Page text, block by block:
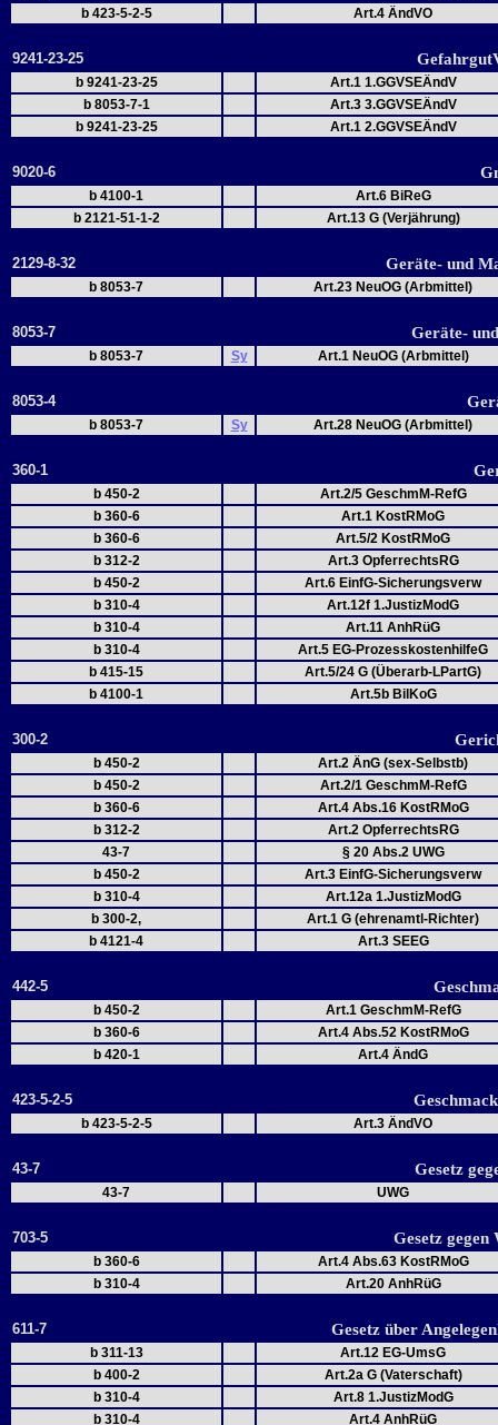
b 423-5-2-5 Art.4 ÄndVO
9241-23-25
b 9241-23-25
Art.1 1.GGVSEÄndV
b 8053-7-1
Art.3 3.GGVSEÄndV
b 9241-23-25
Art.1 2.GGVSEÄndV
9020-6
b 4100-1
Art.6 BiReG
b 2121-51-1-2
Art.13 G (Verjährung)
2129-8-32 Geräte- und
b 8053-7 Art.23 NeuOG (Arbmittel)
8053-7 Geräte-
b 8053-7 Sy Art.1 NeuOG (Arbmittel)
8053-4
b 8053-7 Sy Art.28 NeuOG (Arbmittel)
360-1
b 450-2
Art.2/5 GeschmM-RefG
b 360-6
Art.1 KostRMoG
b 360-6
Art.5/2 KostRMoG
b 312-2
Art.3 OpferrechtsRG
b 450-2
Art.6 EinfG-Sicherungsverw
b 310-4
Art.12f 1.JustizModG
b 310-4
Art.11 AnhRüG
b 310-4
Art.5 EG-ProzesskostenhilfeG
b 415-15
Art.5/24 G (Überarb-LPartG)
b 4100-1
Art.5b BilKoG
300-2
b 450-2
Art.2 ÄnG (sex-Selbstb)
b 450-2
Art.2/1 GeschmM-RefG
b 360-6
Art.4 Abs.16 KostRMoG
b 312-2
Art.2 OpferrechtsRG
43-7
§ 20 Abs.2 UWG
b 450-2
Art.3 EinfG-Sicherungsverw
b 310-4
Art.12a 1.JustizModG
b 300-2,
Art.1 G (ehrenamtl-Richter)
b 4121-4
Art.3 SEEG
442-5
b 450-2
Art.1 GeschmM-RefG
b 360-6
Art.4 Abs.52 KostRMoG
b 420-1
Art.4 ÄndG
423-5-2-5
b 423-5-2-5 Art.3 ÄndVO
43-7 Gesetz
43-7 UWG
703-5 Gesetz
b 360-6
Art.4 Abs.63 KostRMoG
b 310-4
Art.20 AnhRüG
611-7 Gesetz über
b 311-13
Art.12 EG-UmsG
b 400-2
Art.2a G (Vaterschaft)
b 310-4
Art.8 1.JustizModG
b 310-4
Art.4 AnhRüG